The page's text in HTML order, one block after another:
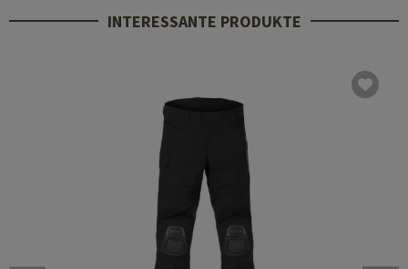
INTERESSANTE PRODUKTE